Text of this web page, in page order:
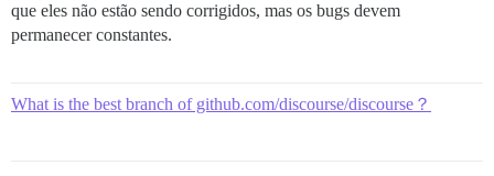
que eles não estão sendo corrigidos, mas os bugs devem
permanecer constantes.
What is the best branch of github.com/discourse/discourse？